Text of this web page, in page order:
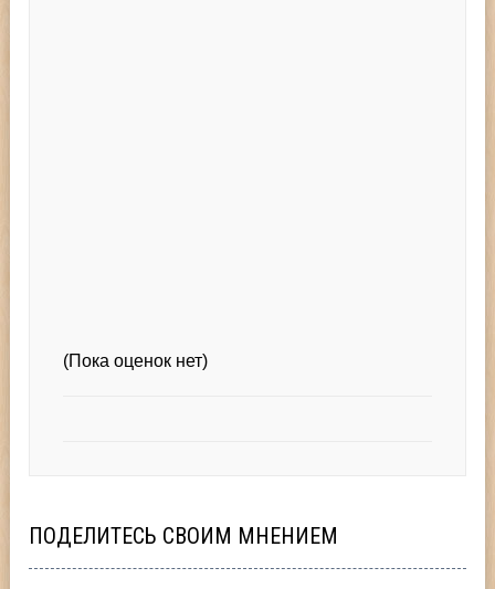
(Пока оценок нет)
ПОДЕЛИТЕСЬ СВОИМ МНЕНИЕМ